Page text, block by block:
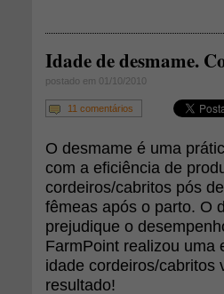
Idade de desmame.
postado em 01/10/2010
11 comentários
O desmame é uma
com a eficiência de
cordeiros/cabritos pós
fêmeas após o parto. O
prejudique o
FarmPoint realizou uma
idade cordeiros/cabritos
resultado!